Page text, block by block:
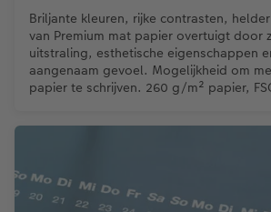
Briljante kleuren, rijke contrasten,
van Premium mat papier overtuigt door
uitstraling, esthetische eigenschappen
aangenaam gevoel. Mogelijkheid om
papier te schrijven. 260 g/m² papier,